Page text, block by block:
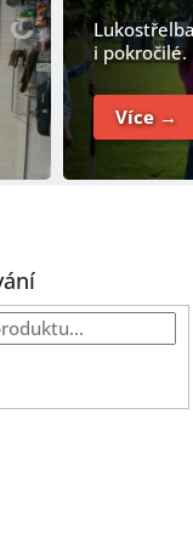
i pokročilé.
Více →